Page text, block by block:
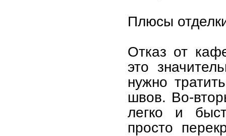
Плюсы
Отказ от
это
нужно
швов. Во-
легко и
просто